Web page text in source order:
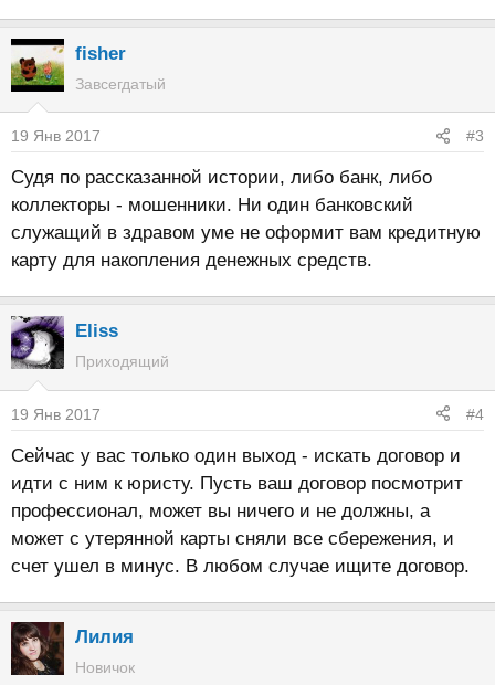
fisher
Завсегдатый
19 Янв 2017 #3
Судя по рассказанной истории, либо банк, либо
коллекторы - мошенники. Ни один банковский
служащий в здравом уме не оформит вам кредитную
карту для накопления денежных средств.
Eliss
Приходящий
19 Янв 2017 #4
Сейчас у вас только один выход - искать договор и
идти с ним к юристу. Пусть ваш договор посмотрит
профессионал, может вы ничего и не должны, а
может с утерянной карты сняли все сбережения, и
счет ушел в минус. В любом случае ищите договор.
Лилия
Новичок